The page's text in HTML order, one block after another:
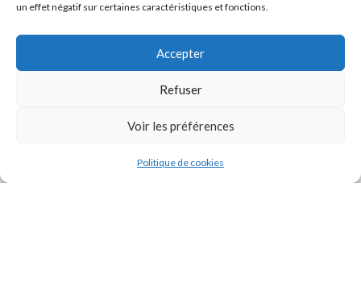
un effet négatif sur certaines caractéristiques et fonctions.
Accepter
Refuser
Voir les préférences
Politique de cookies